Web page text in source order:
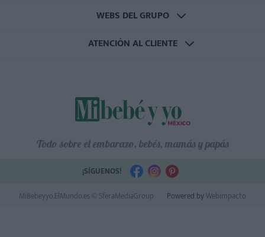
WEBS DEL GRUPO
ATENCIÓN AL CLIENTE
Todo sobre el embarazo, bebés, mamás y papás
¡SÍGUENOS!
MiBebeyyo.ElMundo.es © SferaMediaGroup
Powered byWebimpacto